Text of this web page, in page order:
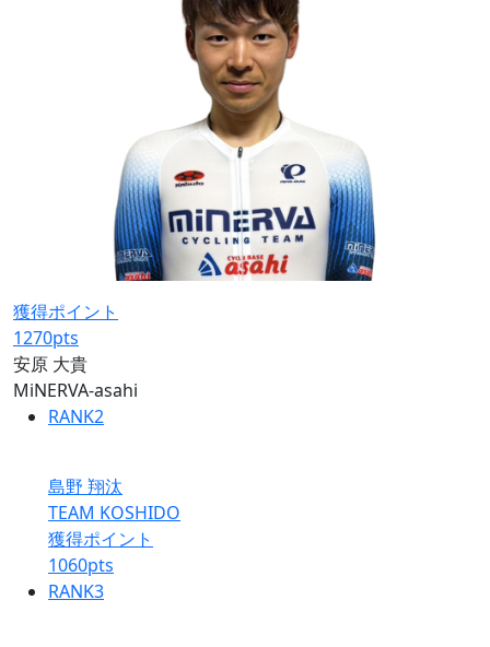
獲得ポイント
1270pts
安原 大貴
MiNERVA-asahi
RANK2
島野 翔汰
TEAM KOSHIDO
獲得ポイント
1060pts
RANK3